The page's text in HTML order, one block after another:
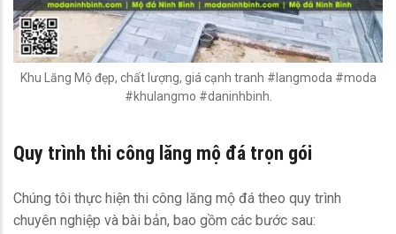
Khu Lăng Mộ đẹp, chất lượng, giá cạnh tranh #langmoda #moda
#khulangmo #daninhbinh.
Quy trình thi công lăng mộ đá trọn gói
Chúng tôi thực hiện thi công lăng mộ đá theo quy trình
chuyên nghiệp và bài bản, bao gồm các bước sau: